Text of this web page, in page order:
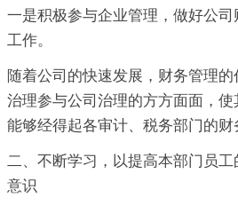
一是积极参与企业管理，做好公
工作。
随着公司的快速发展，财务管理
治理参与公司治理的方方面面，使
能够经得起各审计、税务部门的财
二、不断学习，以提高本部门员
意识